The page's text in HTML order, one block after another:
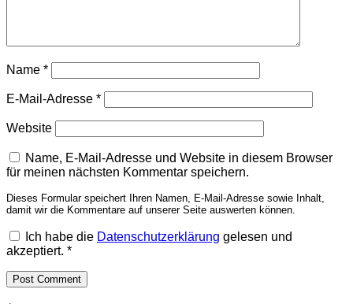
Name *
E-Mail-Adresse *
Website
Name, E-Mail-Adresse und Website in diesem Browser
für meinen nächsten Kommentar speichern.
Dieses Formular speichert Ihren Namen, E-Mail-Adresse sowie Inhalt,
damit wir die Kommentare auf unserer Seite auswerten können.
Ich habe die Datenschutzerklärung gelesen und
akzeptiert. *